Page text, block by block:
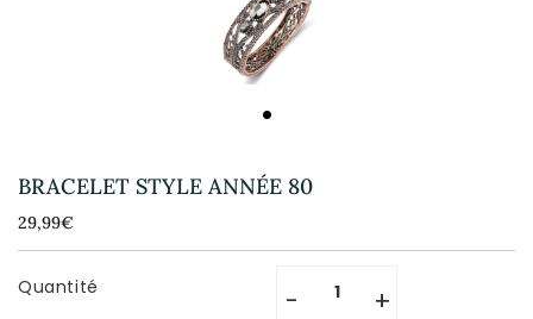
BRACELET STYLE ANNÉE 80
29,99€
Unit
price
Quantité - +